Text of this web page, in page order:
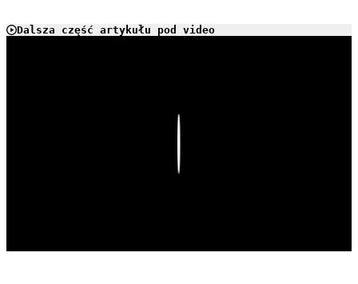
Dalsza część artykułu pod video